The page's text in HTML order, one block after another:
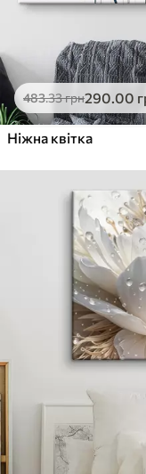
483.33грн290.00
Ніжна квітка